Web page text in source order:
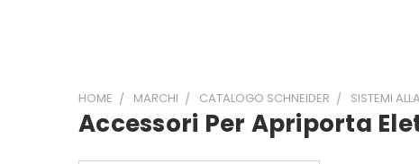
HOME MARCHI CATALOGO SCHNEIDER SISTEMI
Accessori Per Apriporta